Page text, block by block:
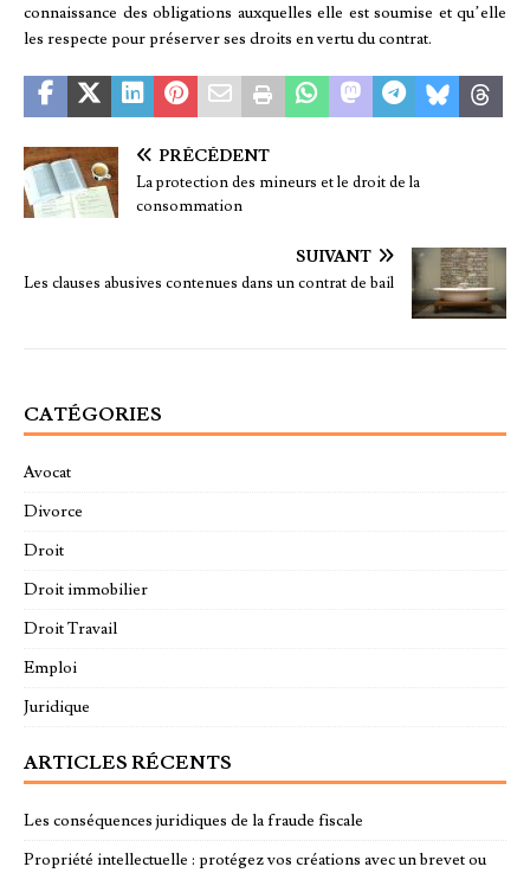
connaissance des obligations auxquelles elle est soumise et qu’elle
les respecte pour préserver ses droits en vertu du contrat.
PRÉCÉDENT
La protection des mineurs et le droit de la
consommation
SUIVANT
Les clauses abusives contenues dans un contrat de bail
CATÉGORIES
Avocat
Divorce
Droit
Droit immobilier
Droit Travail
Emploi
Juridique
ARTICLES RÉCENTS
Les conséquences juridiques de la fraude fiscale
Propriété intellectuelle : protégez vos créations avec un brevet ou